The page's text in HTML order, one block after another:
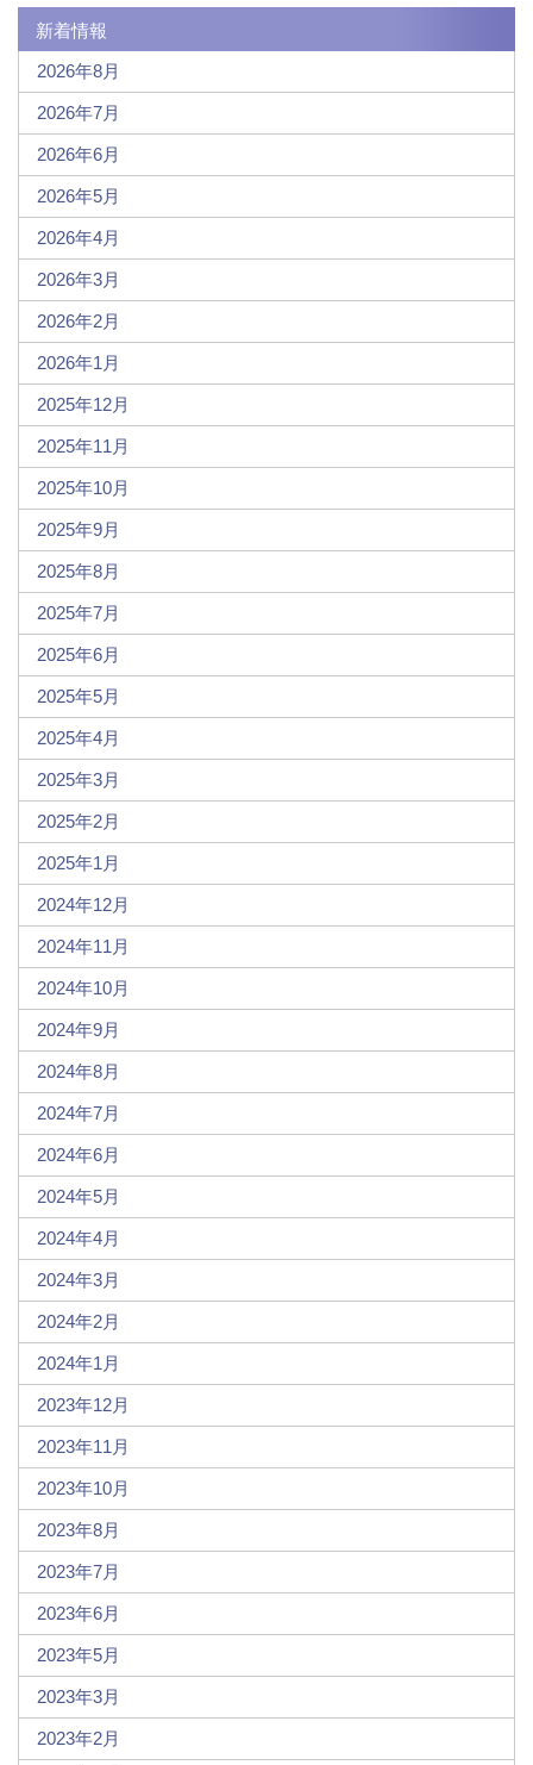
新着情報
2026年8月
2026年7月
2026年6月
2026年5月
2026年4月
2026年3月
2026年2月
2026年1月
2025年12月
2025年11月
2025年10月
2025年9月
2025年8月
2025年7月
2025年6月
2025年5月
2025年4月
2025年3月
2025年2月
2025年1月
2024年12月
2024年11月
2024年10月
2024年9月
2024年8月
2024年7月
2024年6月
2024年5月
2024年4月
2024年3月
2024年2月
2024年1月
2023年12月
2023年11月
2023年10月
2023年8月
2023年7月
2023年6月
2023年5月
2023年3月
2023年2月